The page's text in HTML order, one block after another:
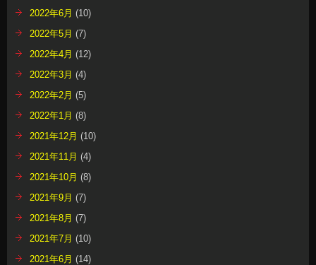
2022年6月 (10)
2022年5月 (7)
2022年4月 (12)
2022年3月 (4)
2022年2月 (5)
2022年1月 (8)
2021年12月 (10)
2021年11月 (4)
2021年10月 (8)
2021年9月 (7)
2021年8月 (7)
2021年7月 (10)
2021年6月 (14)